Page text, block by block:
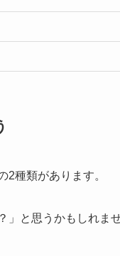
2種類があります。
」と思うかもしれ